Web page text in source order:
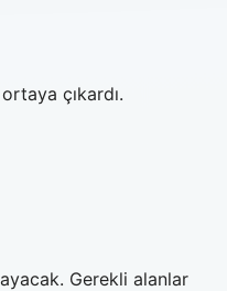
ortaya çıkardı.
Gerekli alanlar